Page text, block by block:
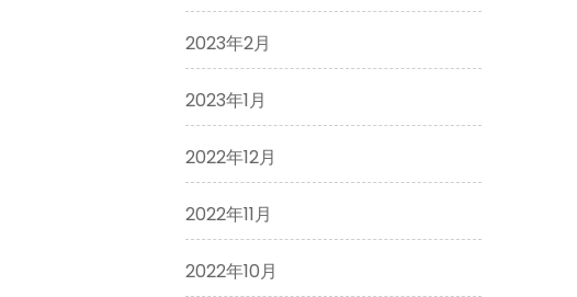
2023年2月
2023年1月
2022年12月
2022年11月
2022年10月